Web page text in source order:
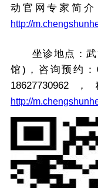
动官网专家简介
http://
坐诊地点：武
馆)，咨询预约：
http://